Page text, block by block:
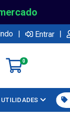
| Entrar |
0
UTILIDADES